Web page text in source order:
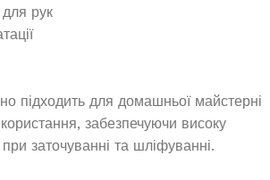
для рук
підходить для домашньої майстерні
забезпечуючи високу
при заточуванні та шліфуванні.